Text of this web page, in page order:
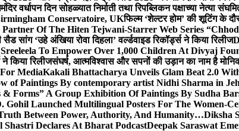
वर्धापन दिन सोहळ्यात निर्माती तथा रिपब्लिकन पक्षाच्या नेत्या
Conservatoire, UKफिल्म ‘शेल्टर होम’ की शूटिंग के
Of The Hiten Tejwani-Starrer Web Series
सांग ‘उहे अंखिया रोवा दिहला’ वर्ल्डवाइड रिकॉर्ड्स ने किया रिलीज
To Empower Over 1,000 Children At Divyaj
ने किया रिलीजसंघर्ष, आत्मविश्वास और सपनों की उड़ान का नाम है
MediaKakali Bhattacharya Unveils Glam Beat 2.0
of Paintings By contemporary artist Nidhi Sharma in
& Forms” A Group Exhibition Of Paintings By Sudha
Launched Multilingual Posters For The Women-
Between Power, Authority, And Humanity…Diksha
Declares At Bharat PodcastDeepak Saraswat